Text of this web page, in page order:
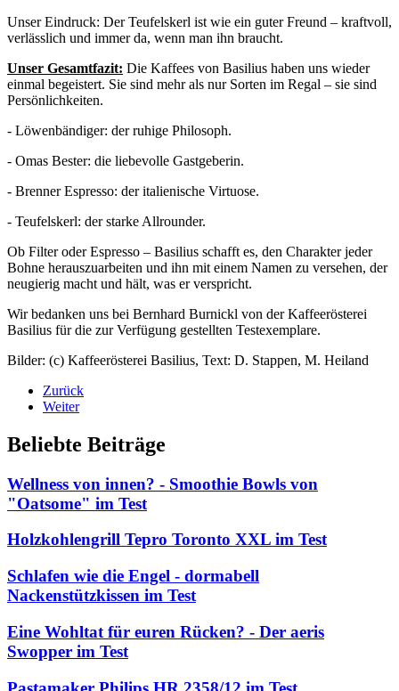
Unser Eindruck: Der Teufelskerl ist wie ein guter Freund – kraftvoll,
verlässlich und immer da, wenn man ihn braucht.
Unser Gesamtfazit: Die Kaffees von Basilius haben uns wieder
einmal begeistert. Sie sind mehr als nur Sorten im Regal – sie sind
Persönlichkeiten.
- Löwenbändiger: der ruhige Philosoph.
- Omas Bester: die liebevolle Gastgeberin.
- Brenner Espresso: der italienische Virtuose.
- Teufelskerl: der starke Allrounder.
Ob Filter oder Espresso – Basilius schafft es, den Charakter jeder
Bohne herauszuarbeiten und ihn mit einem Namen zu versehen, der
neugierig macht und hält, was er verspricht.
Wir bedanken uns bei Bernhard Burnickl von der Kaffeerösterei
Basilius für die zur Verfügung gestellten Testexemplare.
Bilder: (c) Kaffeerösterei Basilius, Text: D. Stappen, M. Heiland
Zurück
Weiter
Beliebte Beiträge
Wellness von innen? - Smoothie Bowls von
"Oatsome" im Test
Holzkohlengrill Tepro Toronto XXL im Test
Schlafen wie die Engel - dormabell
Nackenstützkissen im Test
Eine Wohltat für euren Rücken? - Der aeris
Swopper im Test